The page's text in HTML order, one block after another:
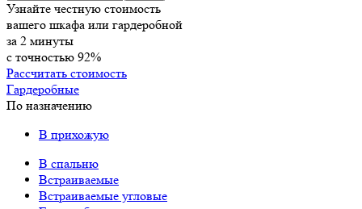
Узнайте честную стоимость
вашего шкафа или гардеробной
за 2 минуты
с точностью 92%
Рассчитать стоимость
Гардеробные
По назначению
В прихожую
В спальню
Встраиваемые
Встраиваемые угловые